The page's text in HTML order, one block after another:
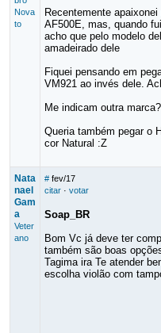
Nova
to
Recentemente
AF500E, mas, quando
acho que pelo modelo
amadeirado dele
Fiquei pensando em
VM921 ao invés dele.
Me indicam outra marca?
Queria também pegar o
cor Natural :Z
Nata
nael
Gam
a
Veter
ano
# fev/17
citar· votar
Soap_BR
Bom Vc já deve ter
também são boas
Tagima ira Te atender
escolha violão com